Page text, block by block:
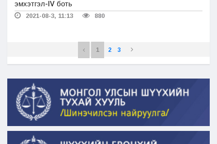
эмхэтгэл-IV боть
2021-08-3, 11:13 880
1 2 3